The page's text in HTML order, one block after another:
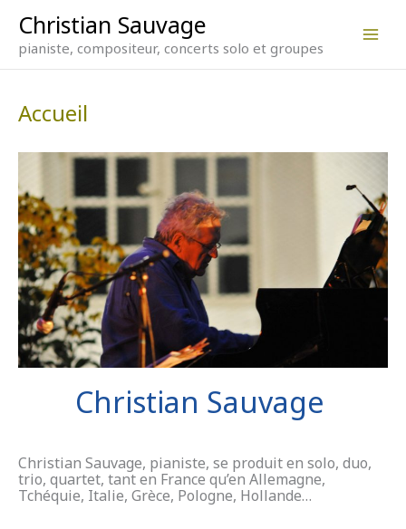
contenuChristian Sauvage
pianiste, compositeur, concerts solo et groupes
Accueil
Christian Sauvage
Christian Sauvage, pianiste, se produit en solo, duo,
trio, quartet, tant en France qu’en Allemagne,
Tchéquie, Italie, Grèce, Pologne, Hollande…